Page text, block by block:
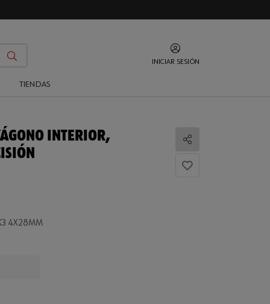
INICIAR SESIÓN
TIENDAS
INTERIOR,
Compartir
4X28MM